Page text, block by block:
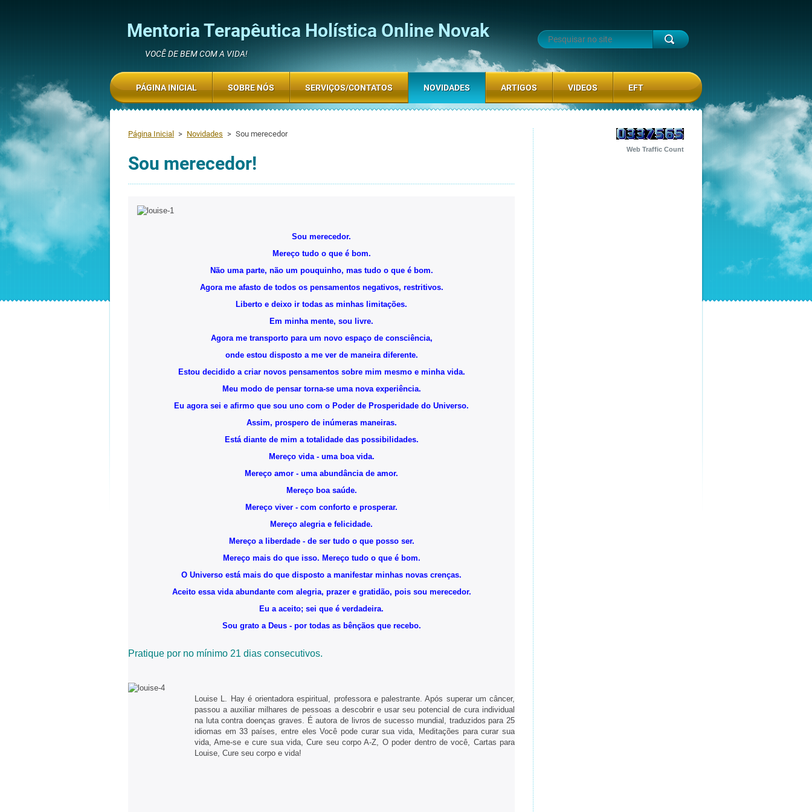
Mentoria Terapêutica Holística Online Novak
VOCÊ DE BEM COM A VIDA!
Página Inicial > Novidades > Sou merecedor
Sou merecedor!
Sou merecedor.
Mereço tudo o que é bom.
Não uma parte, não um pouquinho, mas tudo o que é bom.
Agora me afasto de todos os pensamentos negativos, restritivos.
Liberto e deixo ir todas as minhas limitações.
Em minha mente, sou livre.
Agora me transporto para um novo espaço de consciência,
onde estou disposto a me ver de maneira diferente.
Estou decidido a criar novos pensamentos sobre mim mesmo e minha vida.
Meu modo de pensar torna-se uma nova experiência.
Eu agora sei e afirmo que sou uno com o Poder de Prosperidade do Universo.
Assim, prospero de inúmeras maneiras.
Está diante de mim a totalidade das possibilidades.
Mereço vida - uma boa vida.
Mereço amor - uma abundância de amor.
Mereço boa saúde.
Mereço viver - com conforto e prosperar.
Mereço alegria e felicidade.
Mereço a liberdade - de ser tudo o que posso ser.
Mereço mais do que isso. Mereço tudo o que é bom.
O Universo está mais do que disposto a manifestar minhas novas crenças.
Aceito essa vida abundante com alegria, prazer e gratidão, pois sou merecedor.
Eu a aceito; sei que é verdadeira.
Sou grato a Deus - por todas as bênçãos que recebo.
Pratique por no mínimo 21 dias consecutivos.
Louise L. Hay é orientadora espiritual, professora e palestrante. Após superar um câncer,
passou a auxiliar milhares de pessoas a descobrir e usar seu potencial de cura individual
na luta contra doenças graves. É autora de livros de sucesso mundial, traduzidos para 25
idiomas em 33 países, entre eles Você pode curar sua vida, Meditações para curar sua
vida, Ame-se e cure sua vida, Cure seu corpo A-Z, O poder dentro de você, Cartas para
Louise, Cure seu corpo e vida!
Web Traffic Count
PÁGINA INICIAL SOBRE NÓS SERVIÇOS/CONTATOS NOVIDADES ARTIGOS VIDEOS EFT